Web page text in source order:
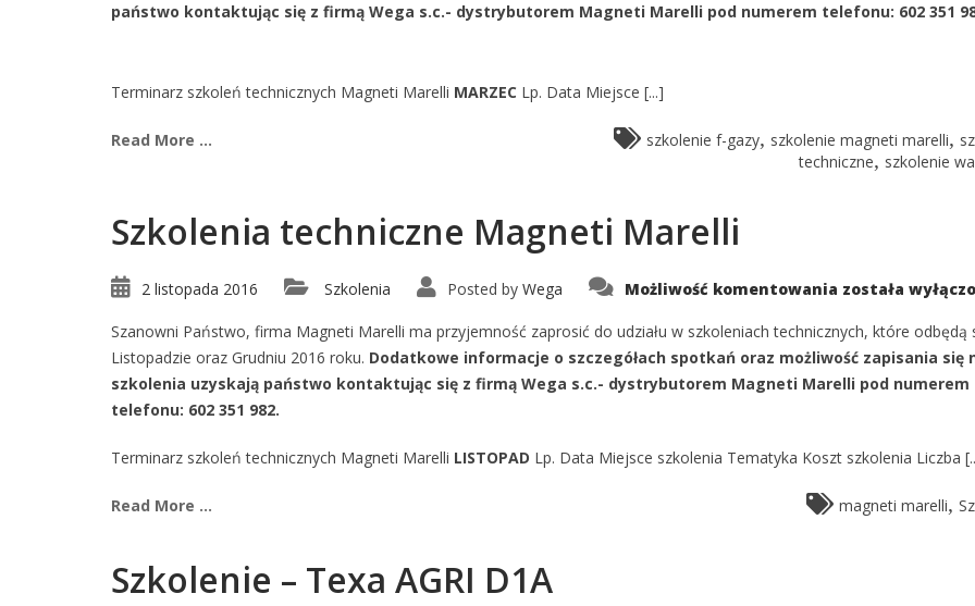
państwo kontaktując się z firmą Wega s.c.- dystrybutorem Magneti Marelli pod numerem telefonu: 602 351
Terminarz szkoleń technicznych Magneti Marelli MARZEC Lp. Data Miejsce [...]
Read More ... szkolenie f-gazy szkolenie magneti marelli
techniczne
szkolenie
Szkolenia techniczne Magneti Marelli
2 listopada 2016 Szkolenia Posted by Wega Możliwość komentowania Szkolenia
techniczne
Marelli
została
Szanowni Państwo, firma Magneti Marelli ma przyjemność zaprosić do udziału w szkoleniach technicznych, które odbędą
Listopadzie oraz Grudniu 2016 roku. Dodatkowe informacje o szczegółach spotkań oraz możliwość zapisania się
szkolenia uzyskają państwo kontaktując się z firmą Wega s.c.- dystrybutorem Magneti Marelli pod numerem
telefonu: 602 351 982.
Terminarz szkoleń technicznych Magneti Marelli LISTOPAD Lp. Data Miejsce szkolenia Tematyka Koszt szkolenia Liczba
Read More ... magneti marelli
Szkolenie – Texa AGRI D1A